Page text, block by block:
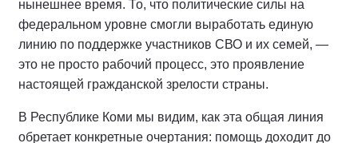
нынешнее время. То, что политические силы на
федеральном уровне смогли выработать единую
линию по поддержке участников СВО и их семей, —
это не просто рабочий процесс, это проявление
настоящей гражданской зрелости страны.
В Республике Коми мы видим, как эта общая линия
обретает конкретные очертания: помощь доходит до